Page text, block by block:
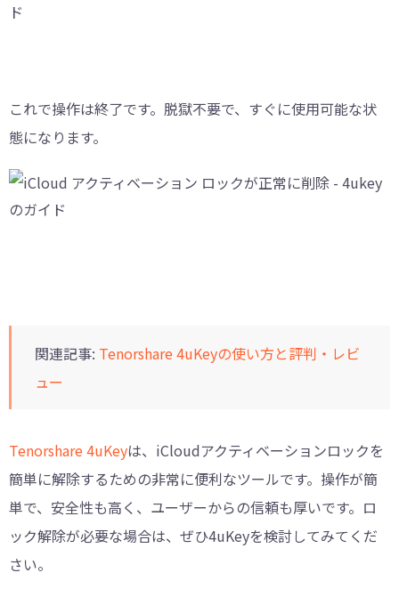
これで操作は終了です。脱獄不要で、すぐに使用可能な状
態になります。
関連記事: Tenorshare 4uKeyの使い方と評判・レビ
ュー
Tenorshare 4uKeyは、iCloudアクティベーションロックを
簡単に解除するための非常に便利なツールです。操作が簡
単で、安全性も高く、ユーザーからの信頼も厚いです。ロ
ック解除が必要な場合は、ぜひ4uKeyを検討してみてくだ
さい。